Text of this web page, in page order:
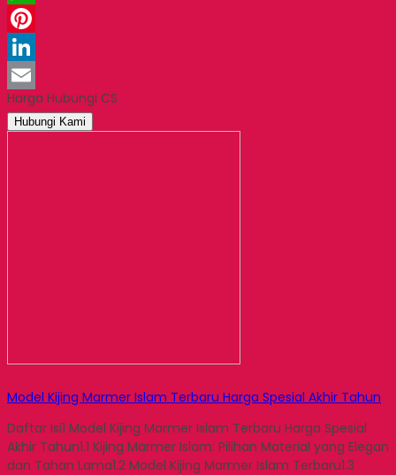
WhatsApp
Pinterest
LinkedIn
Email
Harga Hubungi CS
Hubungi Kami
Model Kijing Marmer Islam Terbaru Harga Spesial Akhir Tahun
Daftar Isi1 Model Kijing Marmer Islam Terbaru Harga Spesial
Akhir Tahun1.1 Kijing Marmer Islam: Pilihan Material yang Elegan
dan Tahan Lama1.2 Model Kijing Marmer Islam Terbaru1.3